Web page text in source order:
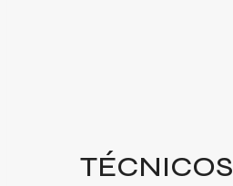
TÉCNICOS